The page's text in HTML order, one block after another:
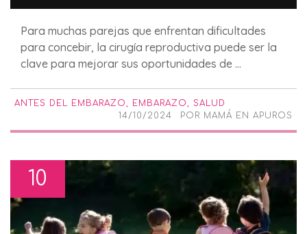
Para muchas parejas que enfrentan dificultades
para concebir, la cirugía reproductiva puede ser la
clave para mejorar sus oportunidades de ...
ANTES DEL EMBARAZO, EMBARAZO, SALUD
14/10/2024
POR MAMÁ EN APUROS
10